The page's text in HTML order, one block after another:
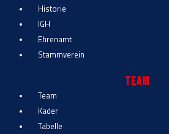
Historie
IGH
Ehrenamt
Stammverein
Team
Team
Kader
Tabelle